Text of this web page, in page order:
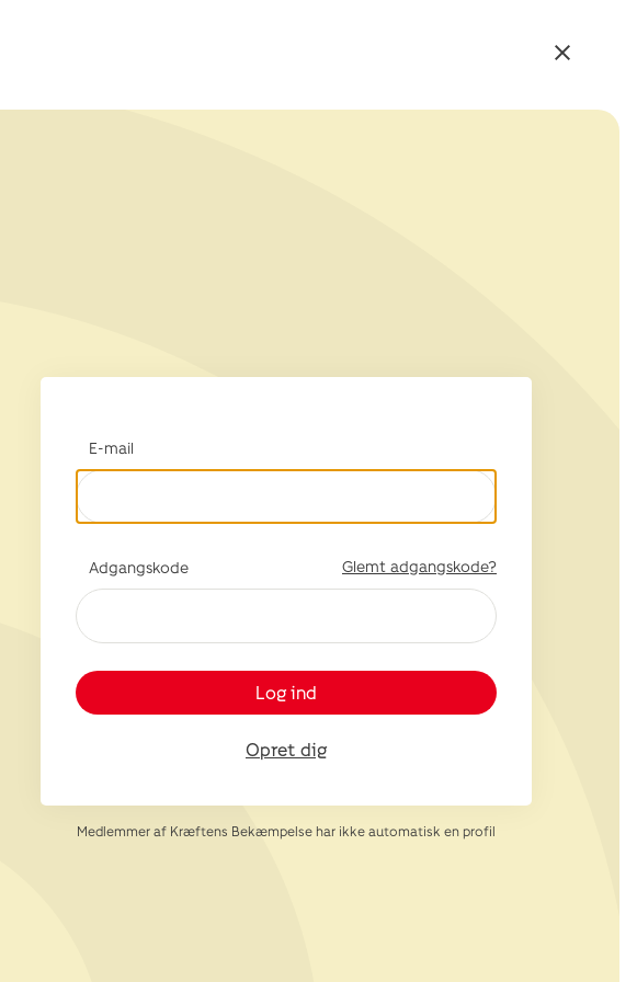
E-mail
Adgangskode Glemt adgangskode?
Log ind
Opret dig
Medlemmer af Kræftens Bekæmpelse har ikke automatisk en profil